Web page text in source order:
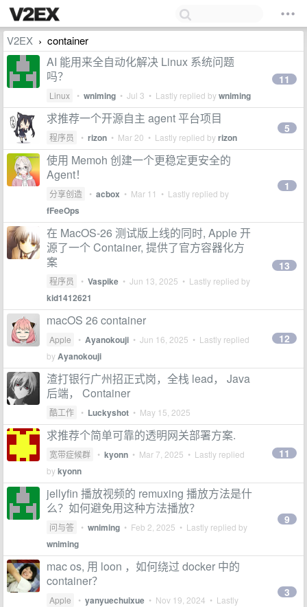
V2EX › container
AI 能用来全自动化解决 Linux 系统问题
吗？
Linux • wniming • Jul 3 • Lastly replied bywniming
11
求推荐一个开源自主 agent 平台项目
程序员 • rizon • Mar 20 • Lastly replied byrizon
5
使用 Memoh 创建一个更稳定更安全的
Agent！
分享创造 • acbox • Mar 11 • Lastly replied by
fFeeOps
1
在 MacOS-26 测试版上线的同时, Apple 开
源了一个 Container, 提供了官方容器化方
案
程序员 • Vaspike • Jun 13, 2025 • Lastly replied by
kid1412621
13
macOS 26 container
Apple • Ayanokouji • Jun 16, 2025 • Lastly replied
byAyanokouji
12
渣打银行广州招正式岗，全栈 lead， Java
后端， Container
酷工作 • Luckyshot • May 15, 2025
求推荐个简单可靠的透明网关部署方案.
宽带症候群 • kyonn • Mar 7, 2025 • Lastly replied
bykyonn
11
jellyfin 播放视频的 remuxing 播放方法是什
么？如何避免用这种方法播放？
问与答 • wniming • Feb 2, 2025 • Lastly replied by
wniming
9
mac os, 用 loon ，如何绕过 docker 中的
container？
Apple • yanyuechuixue • Nov 19, 2024 • Lastly
3